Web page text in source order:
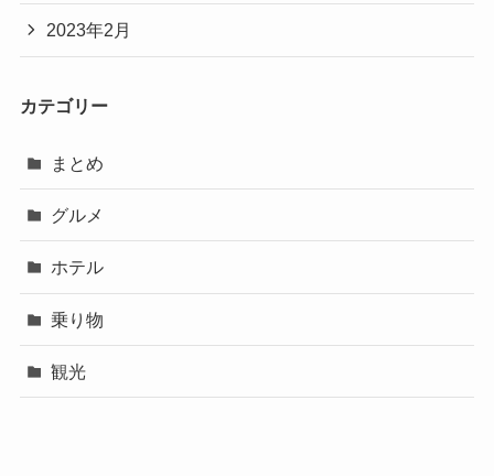
2023年2月
カテゴリー
まとめ
グルメ
ホテル
乗り物
観光